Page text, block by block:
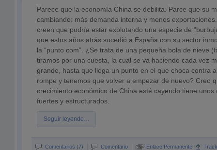
Parece que la economía China se debilita. Parce que su
cambiando: más demanda interna y menos
creen que podría estar explotando una especie de
que estos años atrás sucedió a España con su sector
la “punto com”. ¿Se trata de una pequeña bola de nieve
tiramos por una cuesta, la cual se va haciendo cada vez
grande, hasta que llega un punto en el que choca contra
rompe y tenemos que volver a empezar de nuevo? Creo
crecimiento económico de China esté cayendo tiene unos
fuertes y estructurados.
Seguir leyendo…
Comentarios (7) Comentario Enlace Permanente